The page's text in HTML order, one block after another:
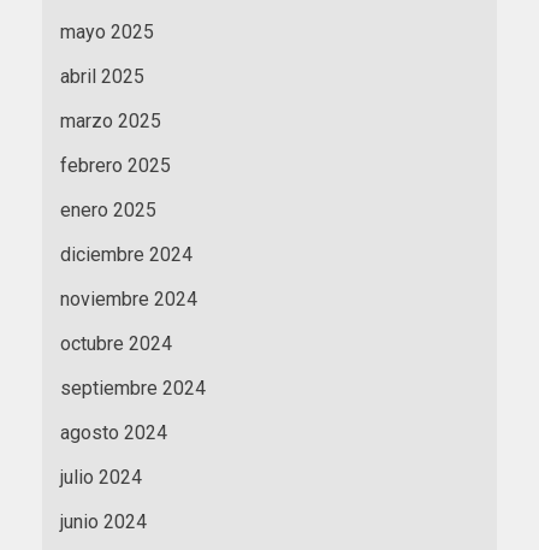
mayo 2025
abril 2025
marzo 2025
febrero 2025
enero 2025
diciembre 2024
noviembre 2024
octubre 2024
septiembre 2024
agosto 2024
julio 2024
junio 2024